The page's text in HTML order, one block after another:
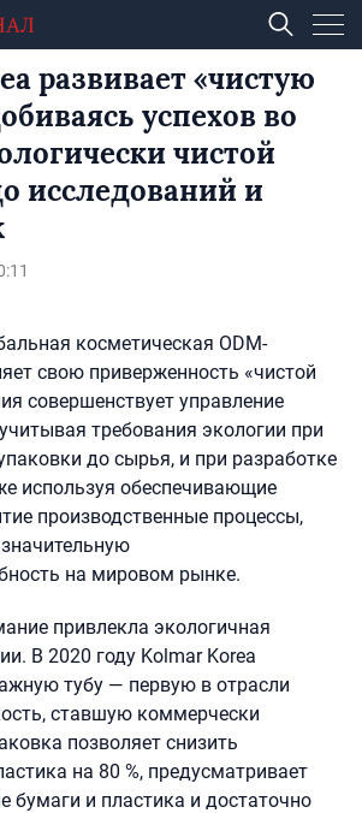
развивает «чистую
успехов во
чистой
исследований и
косметическая ODM-
свою приверженность «чистой
совершенствует управление
требования экологии при
до сырья, и при разработке
используя обеспечивающие
производственные процессы,
на мировом рынке.
привлекла экологичная
В 2020 году Kolmar Korea
тубу — первую в отрасли
ставшую коммерчески
позволяет снизить
на 80 %, предусматривает
бумаги и пластика и достаточно